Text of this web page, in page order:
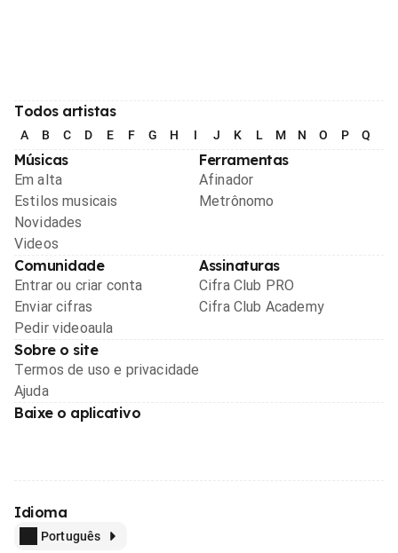
Todos artistas
A B C D E F G H I J K L M N O P Q
Músicas
Em alta
Estilos musicais
Novidades
Videos
Ferramentas
Afinador
Metrônomo
Comunidade
Entrar ou criar conta
Enviar cifras
Pedir videoaula
Assinaturas
Cifra Club PRO
Cifra Club Academy
Sobre o site
Termos de uso e privacidade
Ajuda
Baixe o aplicativo
Idioma
Português